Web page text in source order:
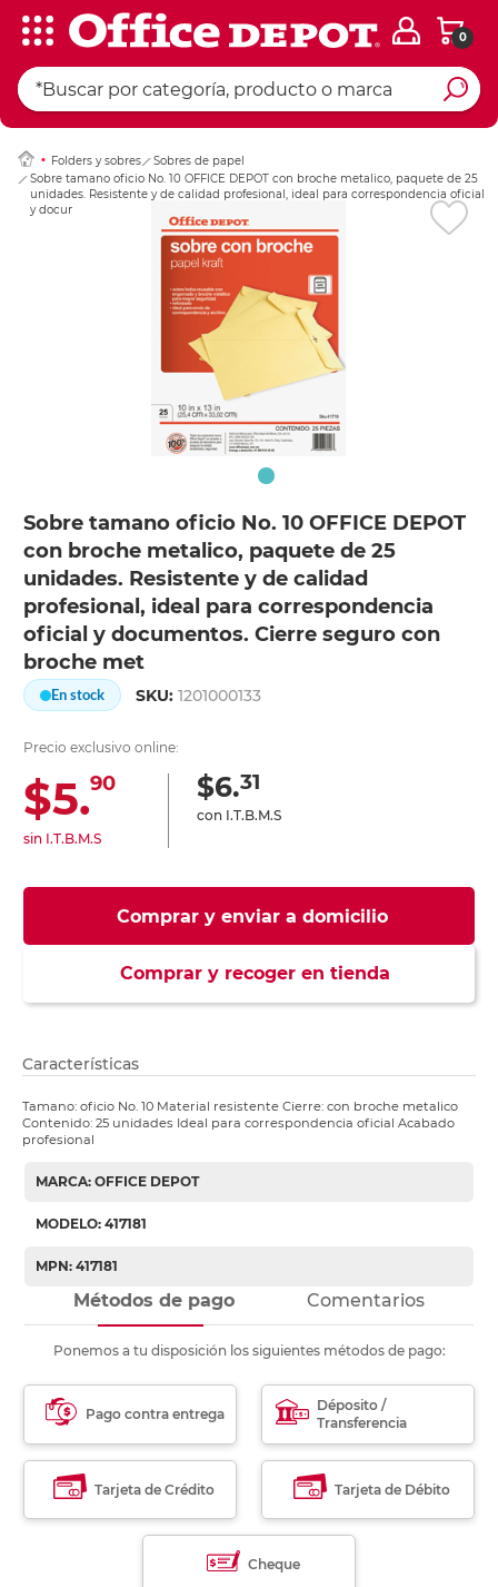
0
Folders y sobres
Sobres de papel
Sobre tamano oficio No. 10 OFFICE DEPOT con broche metalico, paquete de 25
unidades. Resistente y de calidad profesional, ideal para correspondencia oficial
y documentos. Cierre seguro con broche met
Sobre tamano oficio No. 10 OFFICE DEPOT
con broche metalico, paquete de 25
unidades. Resistente y de calidad
profesional, ideal para correspondencia
oficial y documentos. Cierre seguro con
broche met
En stock SKU:1201000133
Precio exclusivo online:
$5.90
sin I.T.B.M.S
$6.31
con I.T.B.M.S
Comprar y enviar a domicilio
Comprar y recoger en tienda
Ingresar Codigo
Características
Tamano: oficio No. 10 Material resistente Cierre: con broche metalico
Contenido: 25 unidades Ideal para correspondencia oficial Acabado
profesional
MARCA: OFFICE DEPOT
MODELO: 417181
MPN: 417181
Métodos de pago Comentarios
Ponemos a tu disposición los siguientes métodos de pago:
Pago contra entrega
Déposito /
Transferencia
Tarjeta de Crédito Tarjeta de Débito
Cheque